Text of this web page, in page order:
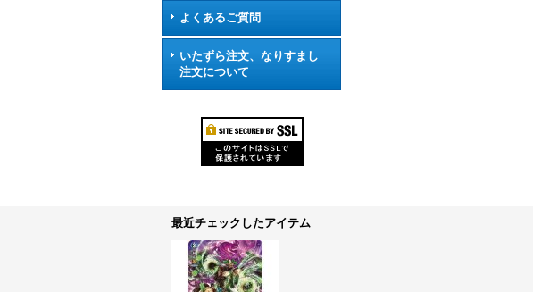
よくあるご質問
いたずら注文、なりすまし
注文について
最近チェックしたアイテム